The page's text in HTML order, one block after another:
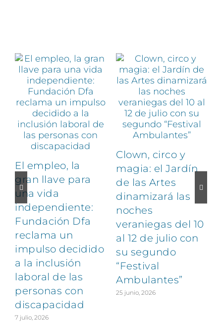
El empleo, la
gran llave para
una vida
independiente:
Fundación Dfa
reclama un
impulso decidido
a la inclusión
laboral de las
personas con
discapacidad
7 julio, 2026
Clown, circo y
magia: el Jardín
de las Artes
dinamizará las
noches
veraniegas del 10
al 12 de julio con
su segundo
“Festival
Ambulantes”
25 junio, 2026